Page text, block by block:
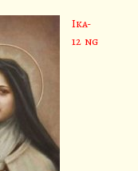
Ika-
12 ng